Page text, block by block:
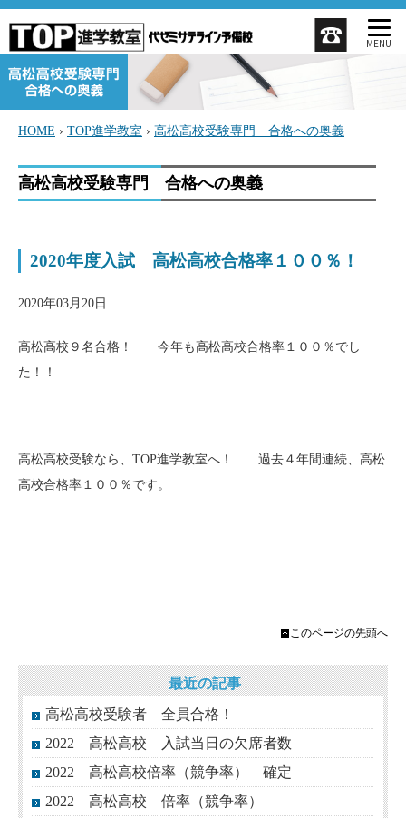
MENU
HOME › TOP進学教室 › 高松高校受験専門 合格への奥義
高松高校受験専門 合格への奥義
2020年度入試 高松高校合格率１００％！
2020年03月20日
高松高校９名合格！ 今年も高松高校合格率１００％でし
た！！
高松高校受験なら、TOP進学教室へ！ 過去４年間連続、高松
高校合格率１００％です。
このページの先頭へ
最近の記事
高松高校受験者 全員合格！
2022 高松高校 入試当日の欠席者数
2022 高松高校倍率（競争率） 確定
2022 高松高校 倍率（競争率）